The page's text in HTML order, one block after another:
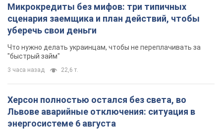
Микрокредиты без мифов: три типичных
сценария заемщика и план действий, чтобы
уберечь свои деньги
Что нужно делать украинцам, чтобы не переплачивать за
"быстрый займ"
3 часа назад 22,6 т.
Херсон полностью остался без света, во
Львове аварийные отключения: ситуация в
энергосистеме 6 августа